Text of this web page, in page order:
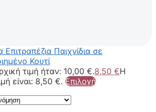
Επιτραπέζια Παιχνίδια σε
Κουτί
τιμή ήταν: 10,00 €.8,50 €Η
είναι: 8,50 €. Επιλογή